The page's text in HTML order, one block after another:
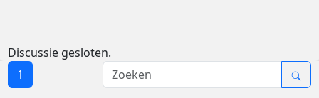
Discussie gesloten.
1